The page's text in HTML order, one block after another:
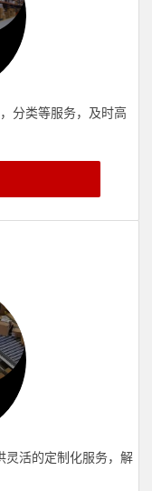
分类等服务，及时高
灵活的定制化服务，解